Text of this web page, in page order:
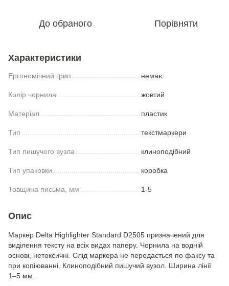
До обраного Порівняти
Характеристики
Ергономічний грип немає
Колір чорнила жовтий
Матеріал пластик
Тип текстмаркери
Тип пишучого вузла клиноподібний
Тип упаковки коробка
Товщина письма, мм 1-5
Опис
Маркер Delta Highlighter Standard D2505 призначений для
виділення тексту на всіх видах паперу. Чорнила на водній
основі, нетоксичні. Слід маркера не передається по факсу та
при копіюванні. Клиноподібний пишучий вузол. Ширина лінії
1–5 мм.